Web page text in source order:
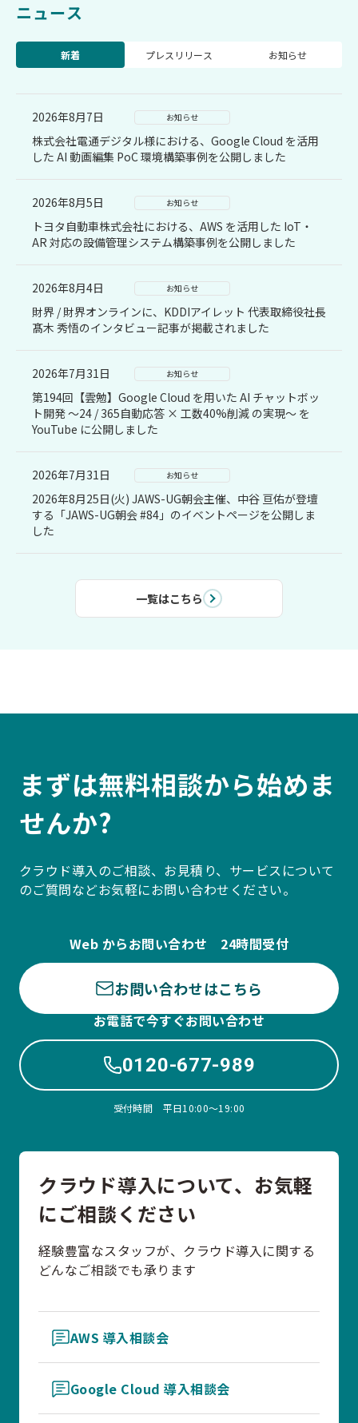
ニュース
新着 プレスリリース お知らせ
2026年8月7日 お知らせ
株式会社電通デジタル様における、Google Cloud を活用
した AI 動画編集 PoC 環境構築事例を公開しました
2026年8月5日 お知らせ
トヨタ自動車株式会社における、AWS を活用した IoT・
AR 対応の設備管理システム構築事例を公開しました
2026年8月4日 お知らせ
財界 / 財界オンラインに、KDDIアイレット 代表取締役社長
髙木 秀悟のインタビュー記事が掲載されました
2026年7月31日 お知らせ
第194回【雲勉】Google Cloud を用いた AI チャットボッ
ト開発 〜24 / 365自動応答 × 工数40%削減 の実現〜 を
YouTube に公開しました
2026年7月31日 お知らせ
2026年8月25日(火) JAWS-UG朝会主催、中谷 亘佑が登壇
する「JAWS-UG朝会 #84」のイベントページを公開しま
した
一覧はこちら
まずは無料相談から始めま
せんか?
クラウド導入のご相談、お見積り、サービスについて
のご質問などお気軽にお問い合わせください。
Web からお問い合わせ 24時間受付
お問い合わせはこちら
お電話で今すぐお問い合わせ
0120-677-989
受付時間 平日10:00〜19:00
クラウド導入について、お気軽
にご相談ください
経験豊富なスタッフが、クラウド導入に関する
どんなご相談でも承ります
AWS 導入相談会
Google Cloud 導入相談会